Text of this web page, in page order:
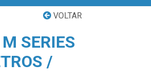
VOLTAR
SERIES
/